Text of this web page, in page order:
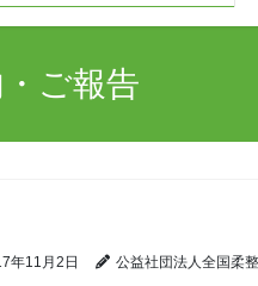
ご報告
年11月2日 公益社団法人全国柔